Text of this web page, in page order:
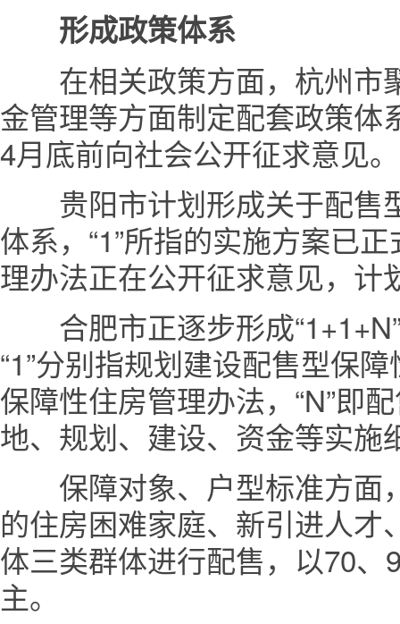
形成政策体系
在相关政策方面，杭州市
金管理等方面制定配套政策体
4月底前向社会公开征求意见。
贵阳市计划形成关于配售
体系，“1”所指的实施方案已
理办法正在公开征求意见，计
合肥市正逐步形成
“1”分别指规划建设配售型保
保障性住房管理办法，“N”即
地、规划、建设、资金等实施
保障对象、户型标准方面
的住房困难家庭、新引进人
体三类群体进行配售，以70
主。